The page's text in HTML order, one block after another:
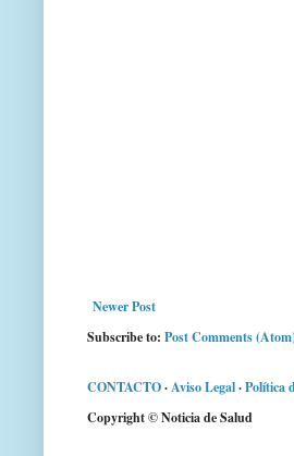
Newer Post
Subscribe to: Post Comments
CONTACTO·Aviso Legal·Política
Copyright © Noticia de Salud